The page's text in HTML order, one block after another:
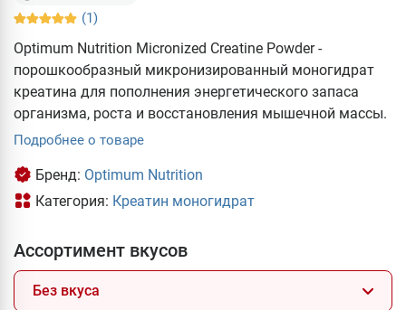
(1)
Optimum Nutrition Micronized Creatine Powder -
порошкообразный микронизированный моногидрат
креатина для пополнения энергетического запаса
организма, роста и восстановления мышечной массы.
Подробнее о товаре
Бренд: Optimum Nutrition
Категория: Креатин моногидрат
Ассортимент вкусов
Без вкуса